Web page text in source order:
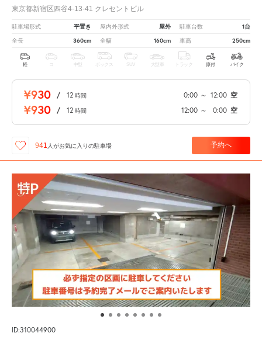
東京都新宿区四谷4-13-41 クレセントビル
駐車場形式 平置き 屋内外形式 屋外 駐車台数 1台
全長 360cm 全幅 160cm 車高 250cm
軽 中型 ボックス SUV 大型車 トラック 原付 バイク
¥930 / 12 時間 0:00 ～ 12:00 空
¥930 / 12 時間 12:00 ～ 0:00 空
941 人がお気に入りの駐車場 予約へ
ID:310044900